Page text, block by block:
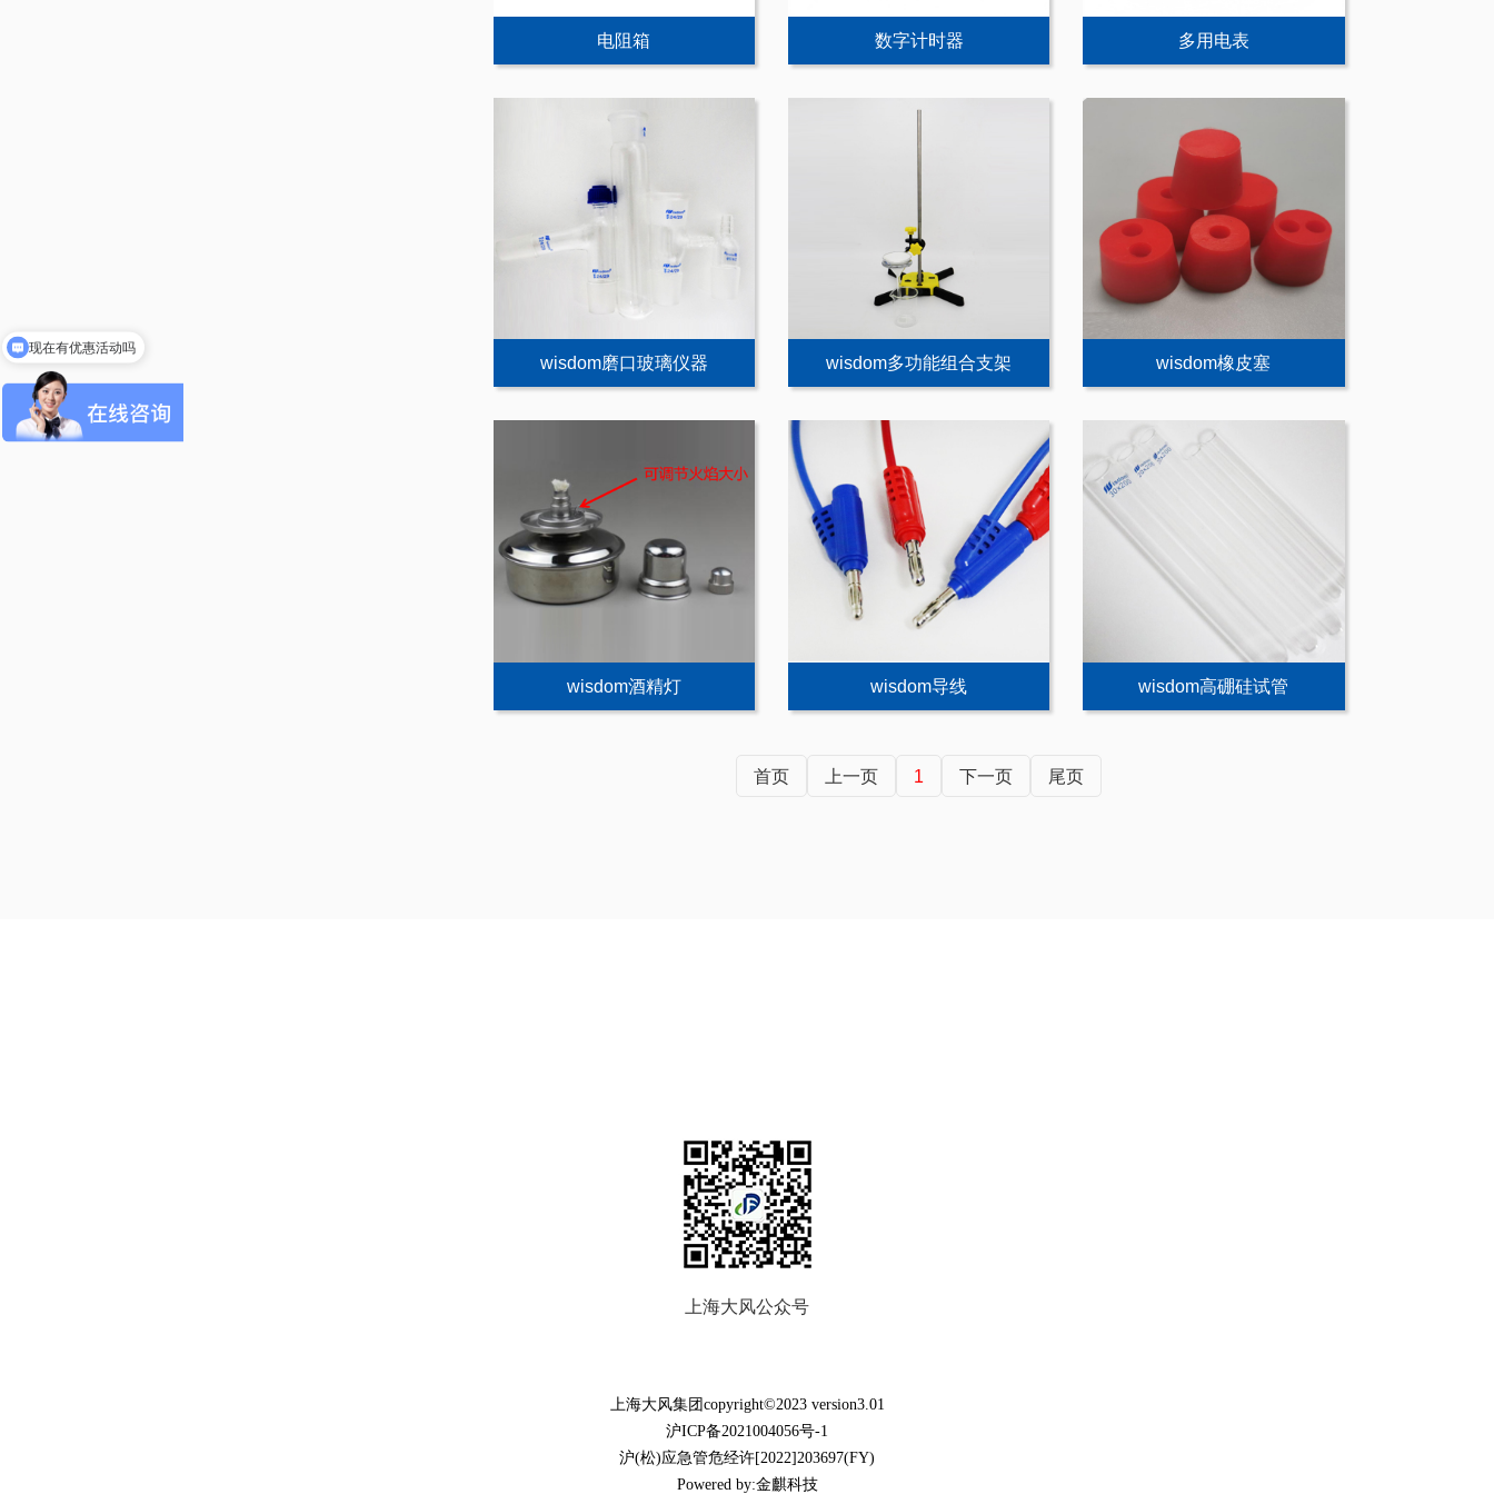
电阻箱 数字计时器 多用电表
wisdom磨口玻璃仪器 wisdom多功能组合支架 wisdom橡皮塞
wisdom酒精灯 wisdom导线 wisdom高硼硅试管
首页 上一页 1 下一页 尾页
上海大风公众号
上海大风集团copyright©2023 version3.01
沪ICP备2021004056号-1
沪(松)应急管危经许[2022]203697(FY)
Powered by:金麒科技
现在有优惠活动吗